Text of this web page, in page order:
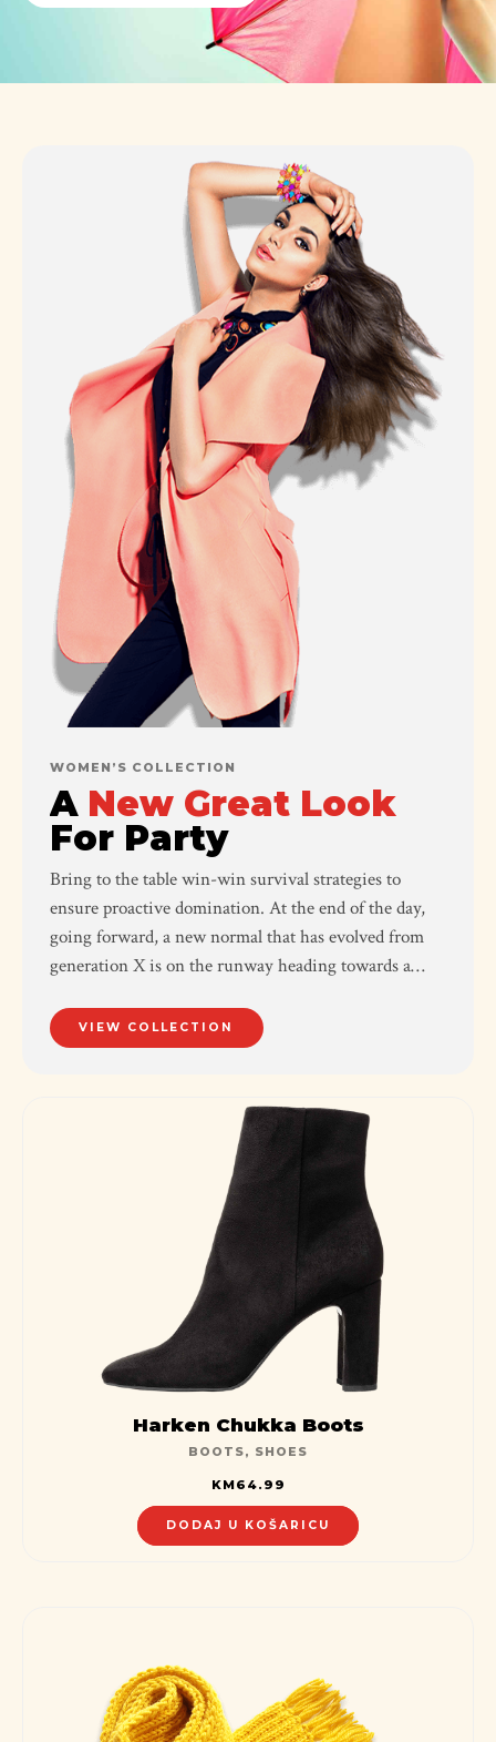
WOMEN’S COLLECTION
A New Great Look
For Party
Bring to the table win-win survival strategies to
ensure proactive domination. At the end of the day,
going forward, a new normal that has evolved from
generation X is on the runway heading towards a
VIEW COLLECTION
Harken Chukka Boots
BOOTS, SHOES
KM64.99
DODAJ U KOŠARICU